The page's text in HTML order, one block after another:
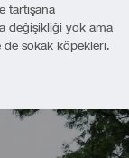
tartışana
değişikliği yok ama
de sokak köpekleri.